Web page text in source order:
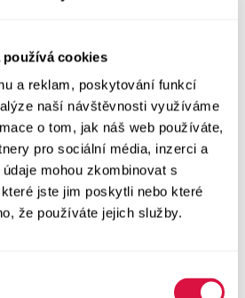
používá cookies
a reklam, poskytování funkcí
naší návštěvnosti využíváme
o tom, jak náš web používáte,
pro sociální média, inzerci a
mohou zkombinovat s
jste jim poskytli nebo které
že používáte jejich služby.
Mikiny
Svetry
sukně
Šaty a sukně
Letní šaty